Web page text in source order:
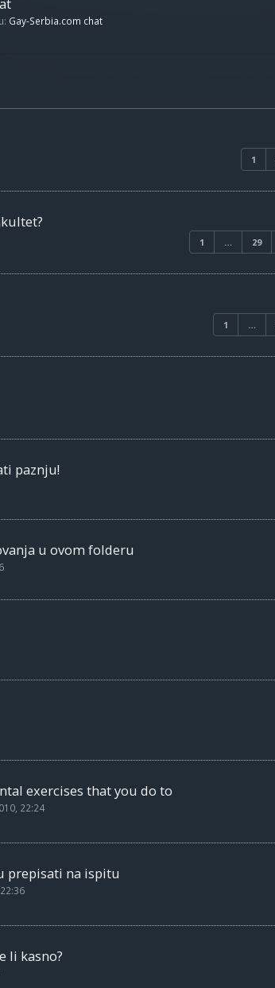
Gay-Serbia.com chat
1
1 … 29
1 …
paznju!
u ovom folderu
exercises that you do to
22:24
prepisati na ispitu
li kasno?